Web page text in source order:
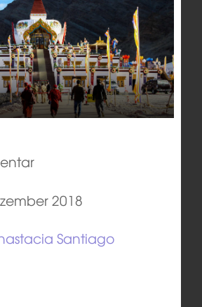
2018
Santiago